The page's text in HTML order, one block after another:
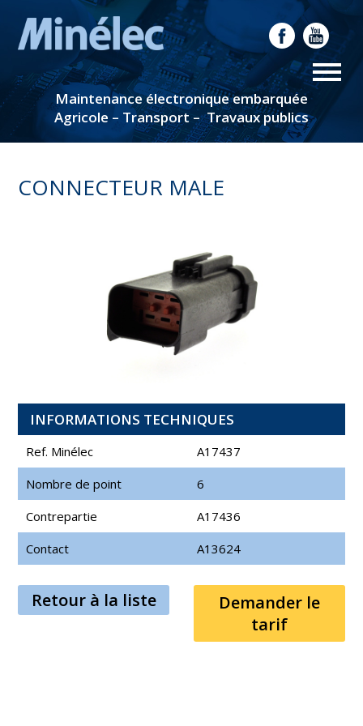
Maintenance électronique embarquée
Agricole – Transport – Travaux publics
CONNECTEUR MALE
INFORMATIONS TECHNIQUES
Ref. Minélec
A17437
Nombre de point
6
Contrepartie
A17436
Contact
A13624
Retour à la liste
Demander le
tarif